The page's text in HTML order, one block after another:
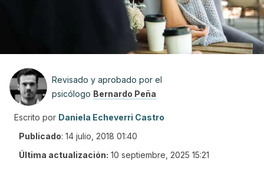
Revisado y aprobado por el
psicólogo Bernardo Peña
Escrito por Daniela Echeverri Castro
Publicado: 14 julio, 2018 01:40
Última actualización: 10 septiembre, 2025 15:21